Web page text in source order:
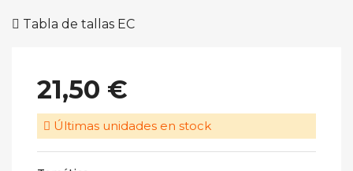
Tabla de tallas EC
21,50 €
Últimas unidades en stock